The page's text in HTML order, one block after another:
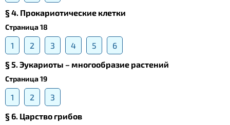
§ 4. Прокариотические клетки
Страница 18
1 2 3 4 5
6
§ 5. Эукариоты – многообразие растений
Страница 19
1 2
3
§ 6. Царство грибов